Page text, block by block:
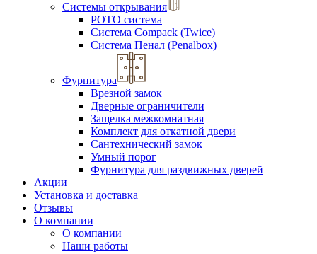
Системы открывания
РОТО система
Система Compack (Twice)
Система Пенал (Penalbox)
Фурнитура
Врезной замок
Дверные ограничители
Защелка межкомнатная
Комплект для откатной двери
Сантехнический замок
Умный порог
Фурнитура для раздвижных дверей
Акции
Установка и доставка
Отзывы
О компании
О компании
Наши работы